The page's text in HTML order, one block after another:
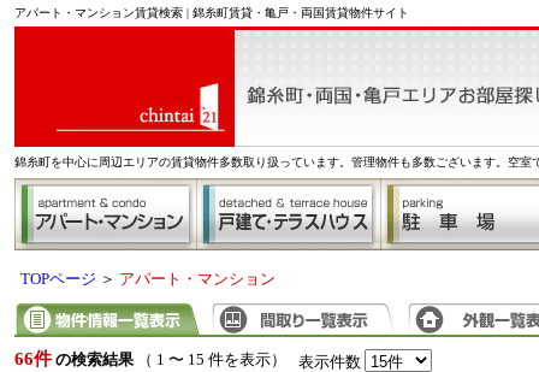
アパート・マンション賃貸検索 | 錦糸町賃貸・亀戸・両国賃貸物件サイト
錦糸町を中心に周辺エリアの賃貸物件多数取り扱っています。管理物件も多数ございます。空
TOPページ ＞ アパート・マンション
66件 の検索結果 （ 1 〜 15 件を表示） 表示件数